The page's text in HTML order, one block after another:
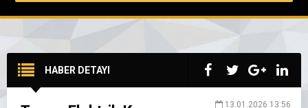
HABER DETAYI
13.01.2026 13:56